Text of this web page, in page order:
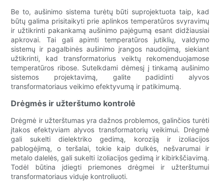
Be to, aušinimo sistema turėtų būti suprojektuota taip, kad
būtų galima prisitaikyti prie aplinkos temperatūros svyravimų
ir užtikrinti pakankamą aušinimo pajėgumą esant didžiausiai
apkrovai. Tai gali apimti temperatūros jutiklių, valdymo
sistemų ir pagalbinės aušinimo įrangos naudojimą, siekiant
užtikrinti, kad transformatorius veiktų rekomenduojamose
temperatūros ribose. Sutelkdami dėmesį į tinkamą aušinimo
sistemos projektavimą, galite padidinti alyvos
transformatoriaus veikimo efektyvumą ir patikimumą.
Drėgmės ir užterštumo kontrolė
Drėgmė ir užterštumas yra dažnos problemos, galinčios turėti
įtakos efektyviam alyvos transformatorių veikimui. Drėgmė
gali sukelti dielektriko gedimą, koroziją ir izoliacijos
pablogėjimą, o teršalai, tokie kaip dulkės, nešvarumai ir
metalo dalelės, gali sukelti izoliacijos gedimą ir kibirkščiavimą.
Todėl būtina įdiegti priemones drėgmei ir užterštumui
transformatoriaus viduje kontroliuoti.